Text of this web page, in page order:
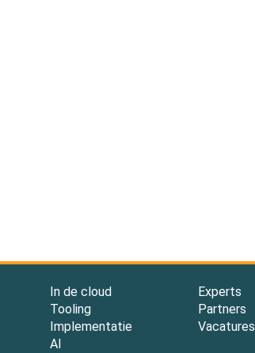
In de cloud
Tooling
Implementatie
AI
Experts
Partners
Vacatures